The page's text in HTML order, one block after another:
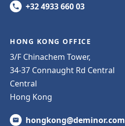
+32 4933 660 03
HONG KONG OFFICE
3/F Chinachem Tower,
34-37 Connaught Rd Central
Central
Hong Kong
hongkong@deminor.com